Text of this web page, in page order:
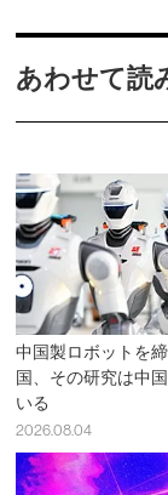
あわせて読
中国製ロボットを
国、その研究は中
いる
2026.08.04